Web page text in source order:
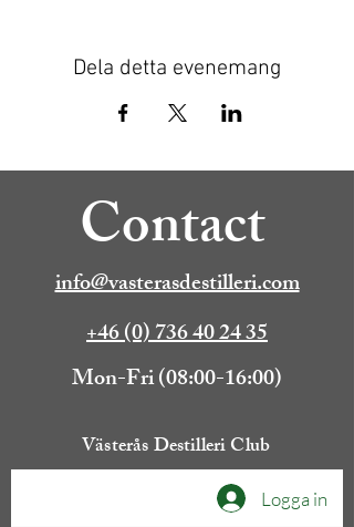
Dela detta evenemang
Contact
info@vasterasdestilleri.com
+46 (0) 736 40 24 35
Mon-Fri (08:00-16:00)
Västerås Destilleri Club
Logga in